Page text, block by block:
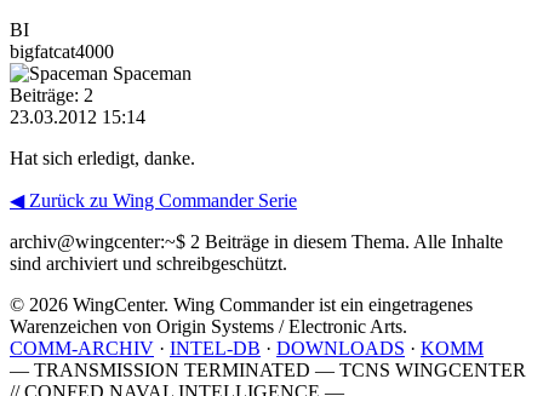
BI
bigfatcat4000
Spaceman
Beiträge: 2
23.03.2012 15:14
Hat sich erledigt, danke.
◀ Zurück zu Wing Commander Serie
archiv@wingcenter:~$ 2 Beiträge in diesem Thema. Alle Inhalte
sind archiviert und schreibgeschützt.
© 2026 WingCenter. Wing Commander ist ein eingetragenes
Warenzeichen von Origin Systems / Electronic Arts.
COMM-ARCHIV · INTEL-DB · DOWNLOADS · KOMM
— TRANSMISSION TERMINATED — TCNS WINGCENTER
// CONFED NAVAL INTELLIGENCE —